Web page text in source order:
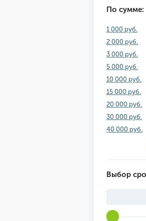
По сумме:
1 000 руб.
2 000 руб.
3 000 руб.
5 000 руб.
10 000 руб.
15 000 руб.
20 000 руб.
30 000 руб.
40 000 руб.
Выбор